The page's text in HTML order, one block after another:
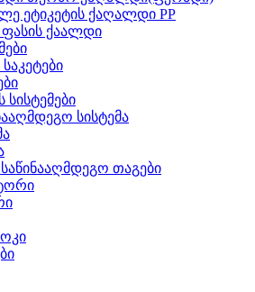
ეტიკეტის ქაღალდი PP
ქაალდი
სისტემები
სისტემა
თაგები